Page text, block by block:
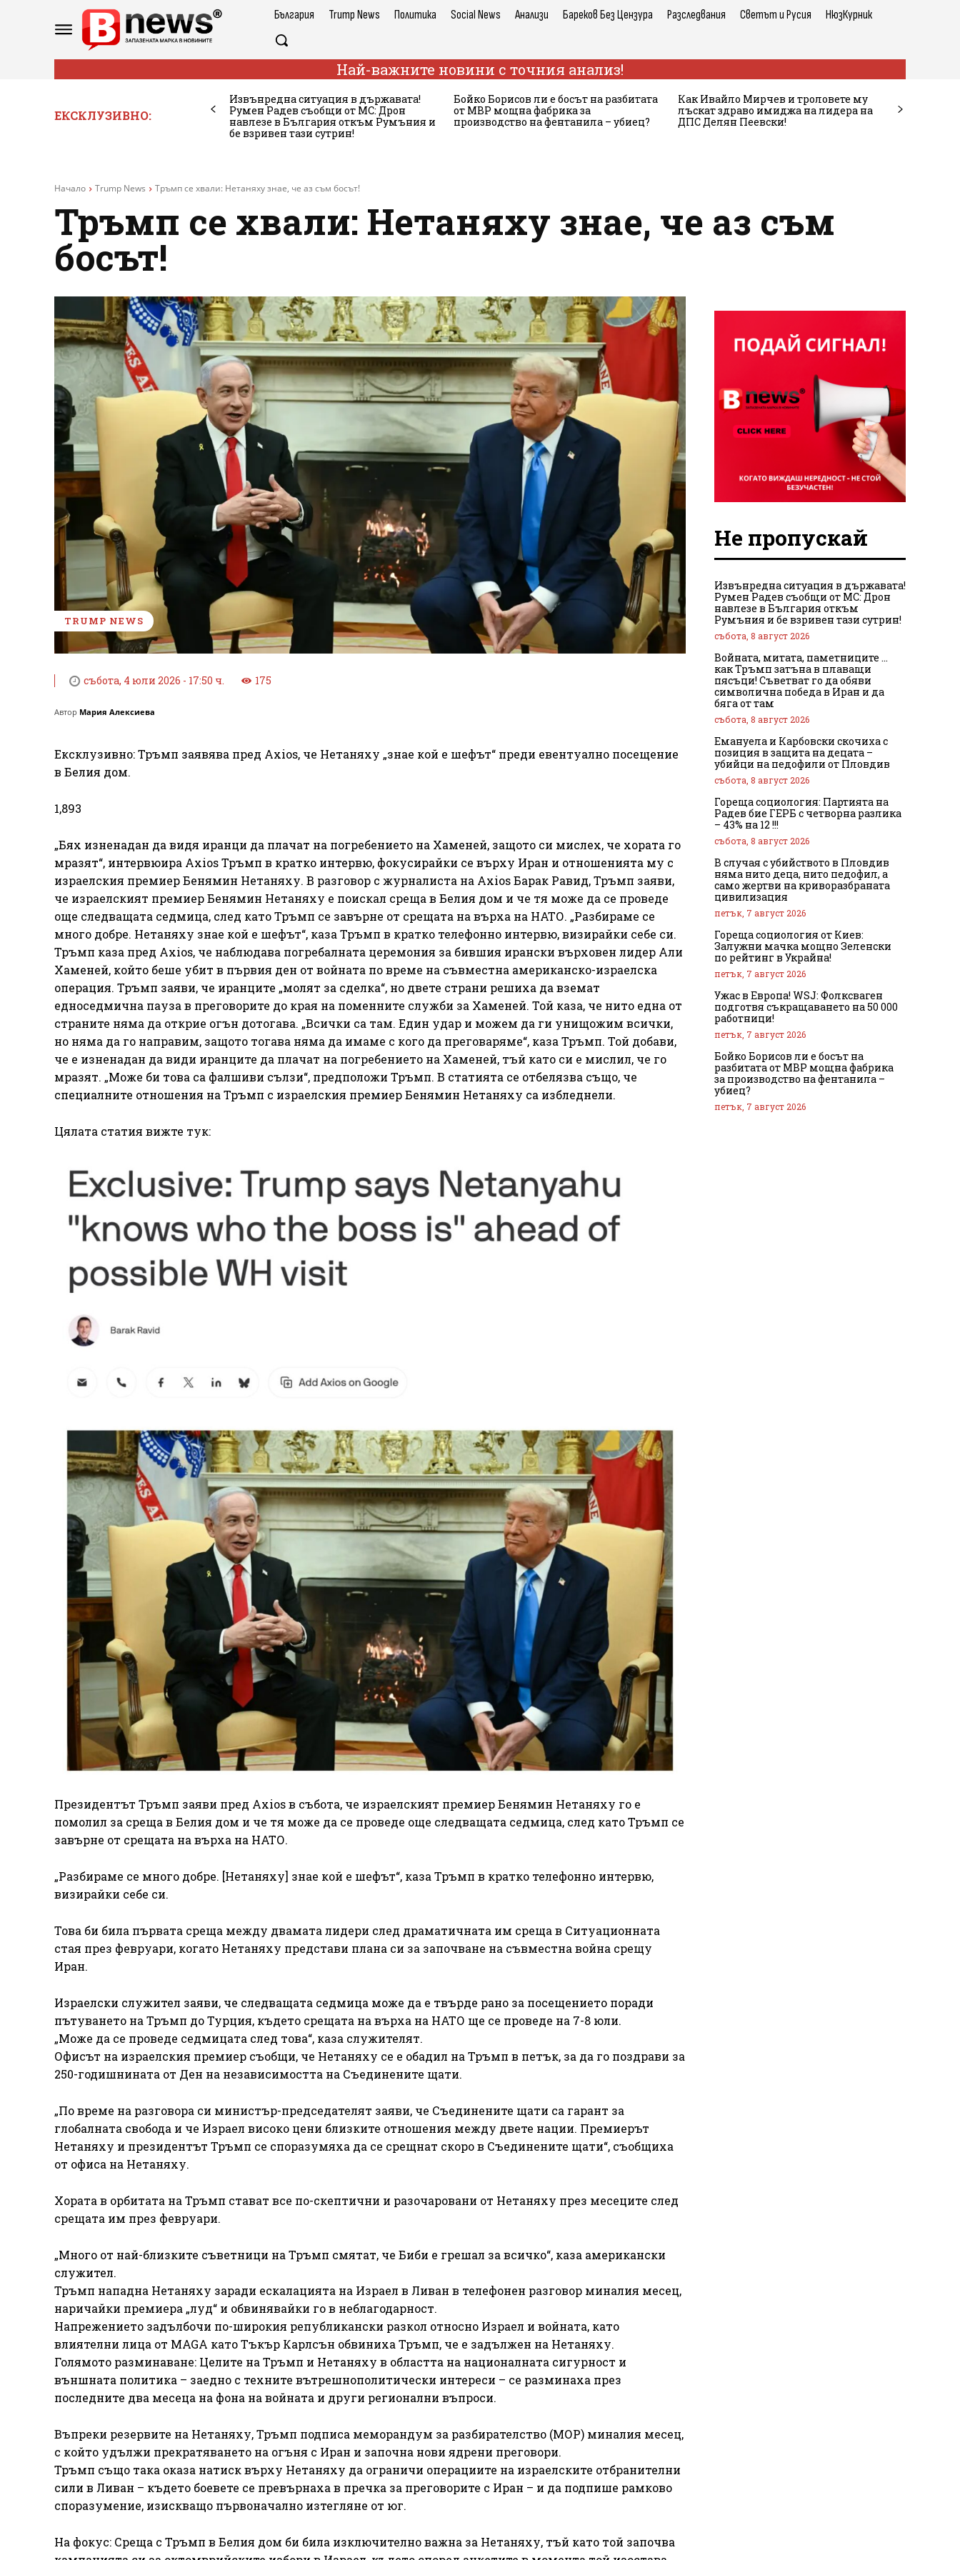
България Trump News Политика Social News Анализи Бареков Без Цензура Разследвания Светът и Русия НюзКурник
Най-важните новини с точния анализ!
ЕКСКЛУЗИВНО:
Извънредна ситуация в държавата!
Румен Радев съобщи от МС: Дрон
навлезе в България откъм Румъния и
бе взривен тази сутрин!
Бойко Борисов ли е босът на разбитата
от МВР мощна фабрика за
производство на фентанила – убиец?
Как Ивайло Мирчев и троловете му
лъскат здраво имиджа на лидера на
ДПС Делян Пеевски!
Начало Trump News Тръмп се хвали: Нетаняху знае, че аз съм босът!
Тръмп се хвали: Нетаняху знае, че аз съм
босът!
TRUMP NEWS
събота, 4 юли 2026 - 17:50 ч. 175
Автор Мария Алексиева
Ексклузивно: Тръмп заявява пред Axios, че Нетаняху „знае кой е шефът“ преди евентуално посещение
в Белия дом.
1,893
„Бях изненадан да видя иранци да плачат на погребението на Хаменей, защото си мислех, че хората го
мразят“, интервюира Axios Тръмп в кратко интервю, фокусирайки се върху Иран и отношенията му с
израелския премиер Бенямин Нетаняху. В разговор с журналиста на Axios Барак Равид, Тръмп заяви,
че израелският премиер Бенямин Нетаняху е поискал среща в Белия дом и че тя може да се проведе
още следващата седмица, след като Тръмп се завърне от срещата на върха на НАТО. „Разбираме се
много добре. Нетаняху знае кой е шефът“, каза Тръмп в кратко телефонно интервю, визирайки себе си.
Тръмп каза пред Axios, че наблюдава погребалната церемония за бившия ирански върховен лидер Али
Хаменей, който беше убит в първия ден от войната по време на съвместна американско-израелска
операция. Тръмп заяви, че иранците „молят за сделка“, но двете страни решиха да вземат
едноседмична пауза в преговорите до края на поменните служби за Хаменей. Той каза, че нито една от
страните няма да открие огън дотогава. „Всички са там. Един удар и можем да ги унищожим всички,
но няма да го направим, защото тогава няма да имаме с кого да преговаряме“, каза Тръмп. Той добави,
че е изненадан да види иранците да плачат на погребението на Хаменей, тъй като си е мислил, че го
мразят. „Може би това са фалшиви сълзи“, предположи Тръмп. В статията се отбелязва също, че
специалните отношения на Тръмп с израелския премиер Бенямин Нетаняху са избледнели.
Цялата статия вижте тук:
Президентът Тръмп заяви пред Axios в събота, че израелският премиер Бенямин Нетаняху го е
помолил за среща в Белия дом и че тя може да се проведе още следващата седмица, след като Тръмп се
завърне от срещата на върха на НАТО.
„Разбираме се много добре. [Нетаняху] знае кой е шефът“, каза Тръмп в кратко телефонно интервю,
визирайки себе си.
Това би била първата среща между двамата лидери след драматичната им среща в Ситуационната
стая през февруари, когато Нетаняху представи плана си за започване на съвместна война срещу
Иран.
Израелски служител заяви, че следващата седмица може да е твърде рано за посещението поради
пътуването на Тръмп до Турция, където срещата на върха на НАТО ще се проведе на 7-8 юли.
„Може да се проведе седмицата след това“, каза служителят.
Офисът на израелския премиер съобщи, че Нетаняху се е обадил на Тръмп в петък, за да го поздрави за
250-годишнината от Ден на независимостта на Съединените щати.
„По време на разговора си министър-председателят заяви, че Съединените щати са гарант за
глобалната свобода и че Израел високо цени близките отношения между двете нации. Премиерът
Нетаняху и президентът Тръмп се споразумяха да се срещнат скоро в Съединените щати“, съобщиха
от офиса на Нетаняху.
Хората в орбитата на Тръмп стават все по-скептични и разочаровани от Нетаняху през месеците след
срещата им през февруари.
„Много от най-близките съветници на Тръмп смятат, че Биби е грешал за всичко“, каза американски
служител.
Тръмп нападна Нетаняху заради ескалацията на Израел в Ливан в телефонен разговор миналия месец,
наричайки премиера „луд“ и обвинявайки го в неблагодарност.
Напрежението задълбочи по-широкия републикански разкол относно Израел и войната, като
влиятелни лица от MAGA като Тъкър Карлсън обвиниха Тръмп, че е задължен на Нетаняху.
Голямото разминаване: Целите на Тръмп и Нетаняху в областта на националната сигурност и
външната политика – заедно с техните вътрешнополитически интереси – се разминаха през
последните два месеца на фона на войната и други регионални въпроси.
Въпреки резервите на Нетаняху, Тръмп подписа меморандум за разбирателство (МОР) миналия месец,
с който удължи прекратяването на огъня с Иран и започна нови ядрени преговори.
Тръмп също така оказа натиск върху Нетаняху да ограничи операциите на израелските отбранителни
сили в Ливан – където боевете се превърнаха в пречка за преговорите с Иран – и да подпише рамково
споразумение, изискващо първоначално изтегляне от юг.
На фокус: Среща с Тръмп в Белия дом би била изключително важна за Нетаняху, тъй като той започва
Не пропускай
Извънредна ситуация в държавата!
Румен Радев съобщи от МС: Дрон
навлезе в България откъм
Румъния и бе взривен тази сутрин!
събота, 8 август 2026
Войната, митата, паметниците …
как Тръмп затъна в плаващи
пясъци! Съветват го да обяви
символична победа в Иран и да
бяга от там
събота, 8 август 2026
Емануела и Карбовски скочиха с
позиция в защита на децата –
убийци на педофили от Пловдив
събота, 8 август 2026
Гореща социология: Партията на
Радев бие ГЕРБ с четворна разлика
– 43% на 12 !!!
събота, 8 август 2026
В случая с убийството в Пловдив
няма нито деца, нито педофил, а
само жертви на криворазбраната
цивилизация
петък, 7 август 2026
Гореща социология от Киев:
Залужни мачка мощно Зеленски
по рейтинг в Украйна!
петък, 7 август 2026
Ужас в Европа! WSJ: Фолксваген
подготвя съкращаването на 50 000
работници!
петък, 7 август 2026
Бойко Борисов ли е босът на
разбитата от МВР мощна фабрика
за производство на фентанила –
убиец?
петък, 7 август 2026